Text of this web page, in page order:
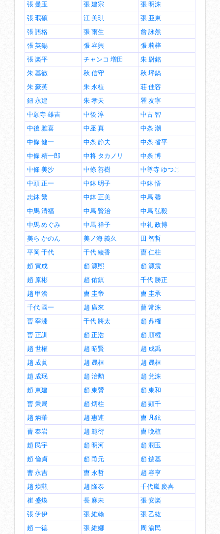
張 曼玉
張 建宗
張 明洙
張 珉碩
江 美琪
張 亜東
張 語格
張 雨生
詹 詠然
張 英錫
張 容興
張 莉梓
張 楽平
チャンコ 増田
朱 尉銘
朱 基徹
秋 信守
秋 坪鎬
朱 豪英
朱 永植
荘 佳容
鈕 永建
朱 孝天
瞿 友寧
中願寺 雄吉
中後 淳
中古 智
中後 雅喜
中座 真
中条 潮
中條 健一
中条 静夫
中条 省平
中條 精一郎
中将 タカノリ
中条 博
中條 美沙
中條 善樹
中尊寺 ゆつこ
中頭 正一
中鉢 明子
中鉢 悟
忠鉢 繁
中鉢 正美
中馬 馨
中馬 清福
中馬 賢治
中馬 弘毅
中馬 めぐみ
中馬 祥子
中礼 政博
美ら かのん
美ノ海 義久
田 智哲
平岡 千代
千代 綾香
曺 仁柱
趙 寅成
趙 源熙
趙 源震
趙 原彬
趙 佑鎮
千代 勝正
趙 甲濟
曺 圭帝
曺 圭承
千代 國一
趙 廣來
曹 常洙
曺 宰溱
千代 將太
趙 鼎権
曺 正訓
趙 正浩
趙 順權
趙 世權
趙 昭賢
趙 成禹
趙 成眞
趙 晟桓
趙 晟桓
趙 成珉
趙 治勲
趙 兌洙
趙 東建
趙 東贊
趙 東和
曺 秉局
趙 炳柱
趙 顕千
趙 炳華
趙 惠連
曺 凡鉉
曺 奉岩
趙 範衍
曺 晩植
趙 民宇
趙 明河
趙 潤玉
趙 倫貞
趙 甬元
趙 鏞基
曹 永吉
曺 永哲
趙 容亨
趙 煐勲
趙 隆泰
千代嵐 慶喜
崔 盛煥
長 麻未
張 安楽
張 伊伊
張 維翰
張 乙紘
趙 一徳
張 維娜
周 渝民